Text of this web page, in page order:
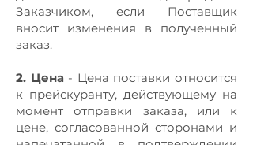
Заказчиком, если Поставщик
вносит изменения в полученный
заказ.
2. Цена- Цена поставки относится
к прейскуранту, действующему на
момент отправки заказа, или к
цене, согласованной сторонами и